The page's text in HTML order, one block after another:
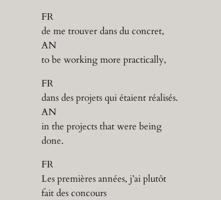
FR
de me trouver dans du concret,
AN
to be working more practically,
FR
dans des projets qui étaient réalisés.
AN
in the projects that were being
done.
FR
Les premières années, j’ai plutôt
fait des concours